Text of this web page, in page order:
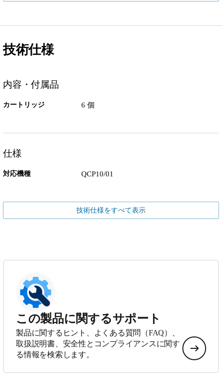
技術仕様
内容・付属品
カートリッジ 6 個
仕様
対応機種 QCP10/01
技術仕様をすべて表示
この製品に関するサポート
製品に関するヒント、よくある質問（FAQ）、
取扱説明書、安全性とコンプライアンスに関す
る情報を検索します。